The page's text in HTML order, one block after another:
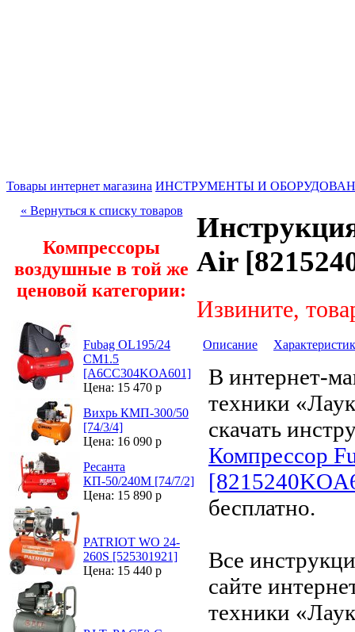
Товары интернет магазина ИНСТРУМЕНТЫ И
« Вернуться к списку товаров
Компрессоры
воздушные в той же
ценовой категории:
Fubag OL195/24
CM1.5
[A6CC304KOA601]
Цена: 15 470 р
Вихрь КМП-300/50
[74/3/4]
Цена: 16 090 р
Ресанта
КП-50/240М [74/7/2]
Цена: 15 890 р
PATRIOT WO 24-
260S [525301921]
Цена: 15 440 р
Air
Извините,
Описание
В интернет-
техники
скачать
Компрессор
бесплатно.
Все
сайте
техники